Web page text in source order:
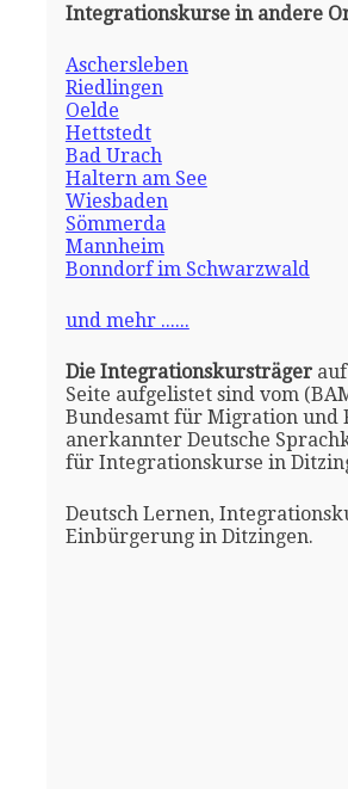
Integrationskurse in andere
Aschersleben
Riedlingen
Oelde
Hettstedt
Bad Urach
Haltern am See
Wiesbaden
Sömmerda
Mannheim
Bonndorf im Schwarzwald
und mehr ......
Die Integrationskursträgerauf
Seite aufgelistet sind vom
Bundesamt für Migration und
anerkannter Deutsche
für Integrationskurse in
Deutsch Lernen,
Einbürgerung in Ditzingen.